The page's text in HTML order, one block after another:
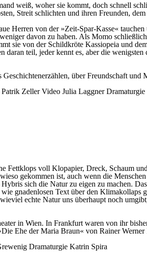
weiß, woher sie kommt, doch schnell
Streit schlichten und ihren Freunden,
Herren von der »Zeit-Spar-Kasse«
davon zu haben. Als Momo
sie von der Schildkröte Kassiopeia und
teil, jeder kennt es, aber die
über Freundschaft und
Patrik ZellerVideo Julia LaggnerDramaturgie
Fettklops voll Klopapier, Dreck, Schaum
gekommen ist, auch wenn die
sich die Natur zu eigen zu machen.
gnadenlosen Text über den Klimakollaps
echte Natur uns überhaupt noch
in Wien. In Frankfurt waren von ihr
Ehe der Maria Braun« von Rainer Werner
Dramaturgie Katrin Spira